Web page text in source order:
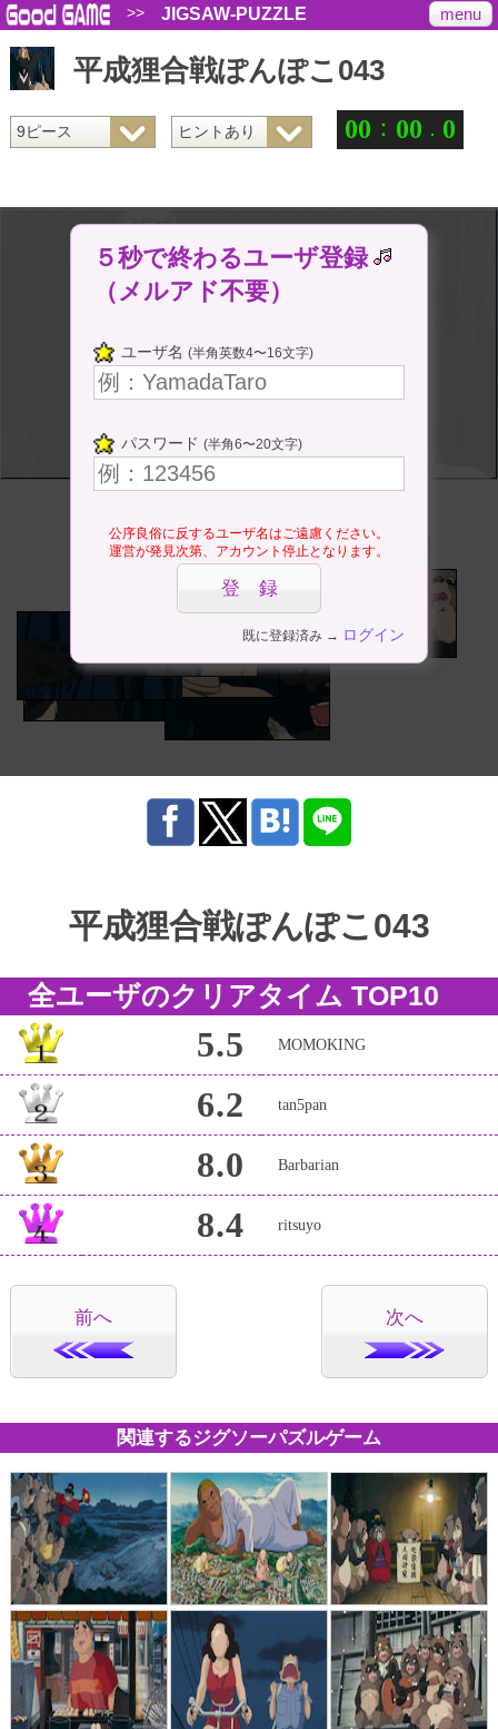
>> JIGSAW-PUZZLE menu
平成狸合戦ぽんぽこ043
00 ： 00 . 0
５秒で終わるユーザ登録
（メルアド不要）
ユーザ名 (半角英数4〜16文字)
パスワード (半角6〜20文字)
公序良俗に反するユーザ名はご遠慮ください。
運営が発見次第、アカウント停止となります。
既に登録済み → ログイン
平成狸合戦ぽんぽこ043
全ユーザのクリアタイム TOP10
5.5 MOMOKING
6.2 tan5pan
8.0 Barbarian
8.4 ritsuyo
前へ 次へ
関連するジグソーパズルゲーム